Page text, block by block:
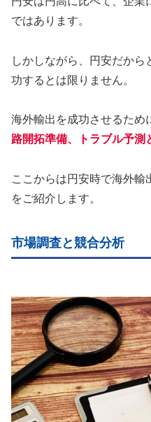
ではあります。
しかしながら、円安だか
功するとは限りません。
海外輸出を成功させるため
路開拓準備、トラブル予測
ここからは円安時で海外輸
をご紹介します。
市場調査と競合分析